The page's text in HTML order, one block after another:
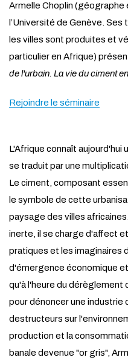
Armelle Choplin
l’Université de Genève.
les villes sont produites et
particulier en Afrique)
de l'urbain. La vie du ciment
Rejoindre le séminaire
L'Afrique connaît aujourd'hui
se traduit par une
Le ciment, composant
le symbole de cette
paysage des villes
inerte, il se charge d'affect
pratiques et les imaginaires
d'émergence économique
qu'à l'heure du dérèglement
pour dénoncer une industrie
destructeurs sur
production et la
banale devenue "or gris",